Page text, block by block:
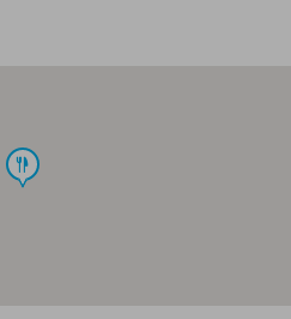
food